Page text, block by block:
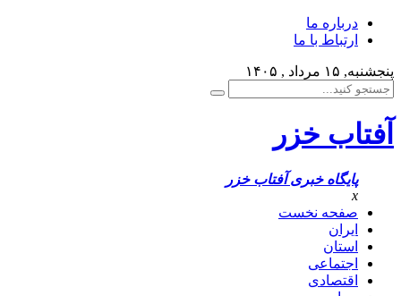
درباره ما
ارتباط با ما
پنجشنبه, ۱۵ مرداد , ۱۴۰۵
آفتاب خزر
پایگاه خبری آفتاب خزر
x
صفحه نخست
ایران
استان
اجتماعی
اقتصادی